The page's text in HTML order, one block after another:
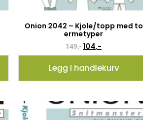
Onion 2042 – Kjole/topp med to
ermetyper
149,-104,-
Legg i handlekurv